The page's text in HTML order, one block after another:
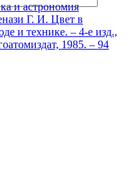
и астрономия
Г. И. Цвет в
и технике. – 4-е изд.,
1985. – 94